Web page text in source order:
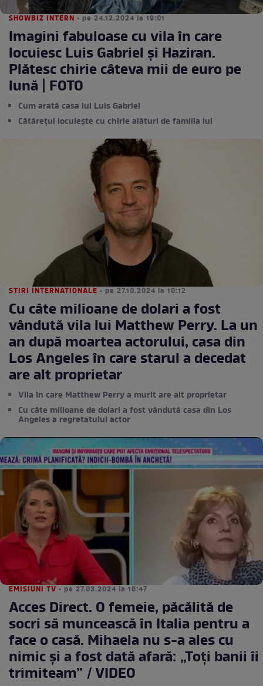
SHOWBIZ INTERN • pe 24.12.2024 la 19:01
Imagini fabuloase cu vila în care
locuiesc Luis Gabriel și Haziran.
Plătesc chirie câteva mii de euro pe
lună | FOTO
Cum arată casa lui Luis Gabriel
Câtărețul locuiește cu chirie alături de familia lui
STIRI INTERNATIONALE • pe 27.10.2024 la 10:12
Cu câte milioane de dolari a fost
vândută vila lui Matthew Perry. La un
an după moartea actorului, casa din
Los Angeles în care starul a decedat
are alt proprietar
Vila în care Matthew Perry a murit are alt proprietar
Cu câte milioane de dolari a fost vândută casa din Los
Angeles a regretatului actor
EMISIUNI TV • pe 27.03.2024 la 16:47
Acces Direct. O femeie, păcălită de
socri să muncească în Italia pentru a
face o casă. Mihaela nu s-a ales cu
nimic și a fost dată afară: „Toți banii îi
trimiteam” / VIDEO